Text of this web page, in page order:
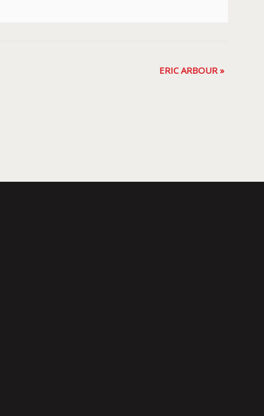
ERIC ARBOUR»